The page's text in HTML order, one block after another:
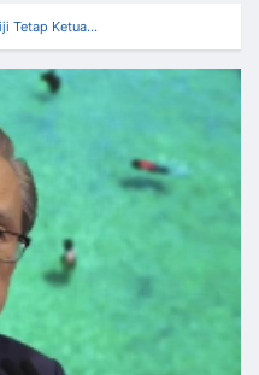
Tetap Ketua…